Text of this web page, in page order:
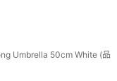
Umbrella 50cm White (品